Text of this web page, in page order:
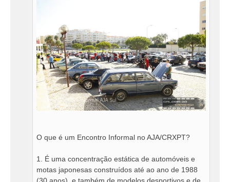
O que é um Encontro Informal no AJA/CRXPT?
1. É uma concentração estática de automóveis e
motas japonesas construídos até ao ano de 1988
(30 anos), e também de modelos desportivos e de